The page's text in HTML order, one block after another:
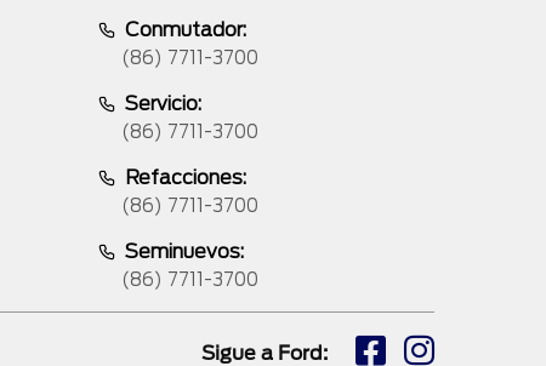
Conmutador:
(86) 7711-3700
Servicio:
(86) 7711-3700
Refacciones:
(86) 7711-3700
Seminuevos:
(86) 7711-3700
Sigue a Ford: